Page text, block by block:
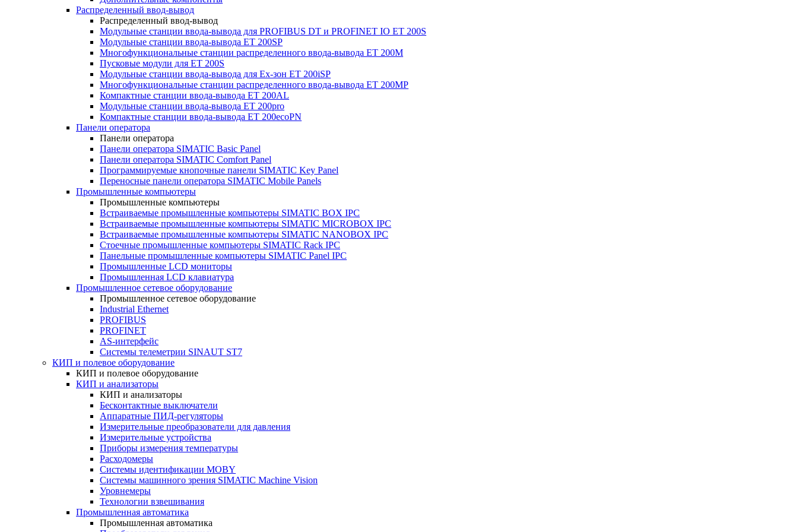
Распределенный ввод-вывод
Распределенный ввод-вывод
Модульные станции ввода-вывода для PROFIBUS DT и PROFINET IO ET 200S
Модульные станции ввода-вывода ET 200SP
Многофункциональные станции распределенного ввода-вывода ET 200M
Пусковые модули для ET 200S
Модульные станции ввода-вывода для Ex-зон ET 200iSP
Многофункциональные станции распределенного ввода-вывода ET 200MP
Компактные станции ввода-вывода ET 200AL
Модульные станции ввода-вывода ET 200pro
Компактные станции ввода-вывода ET 200ecoPN
Панели оператора
Панели оператора
Панели оператора SIMATIC Basic Panel
Панели оператора SIMATIC Comfort Panel
Программируемые кнопочные панели SIMATIC Key Panel
Переносные панели оператора SIMATIC Mobile Panels
Промышленные компьютеры
Промышленные компьютеры
Встраиваемые промышленные компьютеры SIMATIC BOX IPC
Встраиваемые промышленные компьютеры SIMATIC MICROBOX IPC
Встраиваемые промышленные компьютеры SIMATIC NANOBOX IPC
Стоечные промышленные компьютеры SIMATIC Rack IPC
Панельные промышленные компьютеры SIMATIC Panel IPC
Промышленные LCD мониторы
Промышленная LCD клавиатура
Промышленное сетевое оборудование
Промышленное сетевое оборудование
Industrial Ethernet
PROFIBUS
PROFINET
AS-интерфейс
Системы телеметрии SINAUT ST7
КИП и полевое оборудование
КИП и полевое оборудование
КИП и анализаторы
КИП и анализаторы
Бесконтактные выключатели
Аппаратные ПИД-регуляторы
Измерительные преобразователи для давления
Измерительные устройства
Приборы измерения температуры
Расходомеры
Системы идентификации MOBY
Системы машинного зрения SIMATIC Machine Vision
Уровнемеры
Технологии взвешивания
Промышленная автоматика
Промышленная автоматика